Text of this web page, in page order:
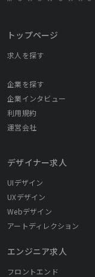
トップページ
求人を探す
企業を探す
企業インタビュー
利用規約
運営会社
デザイナー求人
UIデザイン
UXデザイン
Webデザイン
アートディレクション
エンジニア求人
フロントエンド